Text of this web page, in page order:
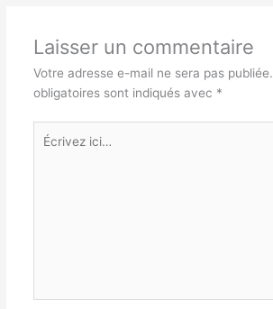
Laisser un commentaire
Votre adresse e-mail ne sera pas publiée.
obligatoires sont indiqués avec *
Écrivez
ici…